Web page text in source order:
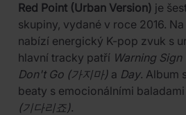
Red Point (Urban Version) je
skupiny, vydané v roce 2016.
nabízí energický K-pop zvuk s
hlavní tracky patří Warning Sign
Don't Go (가지마) a Day. Album
beaty s emocionálními
(기다리죠).